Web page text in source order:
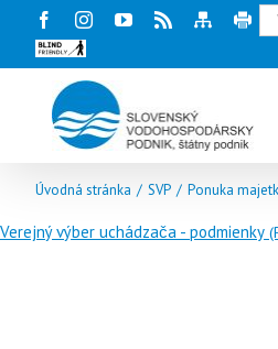
FacebookInstagram
YoutubeRssMapa Tlač
Blind
friendly
Úvodná stránka / SVP / Ponuka
Verejný výber uchádzača - podmienky